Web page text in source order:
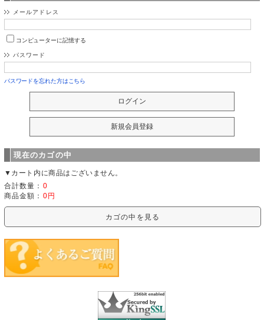
メールアドレス
コンピューターに記憶する
パスワード
パスワードを忘れた方はこちら
現在のカゴの中
▼カート内に商品はございません。
合計数量： 0
商品金額： 0円
カゴの中を見る